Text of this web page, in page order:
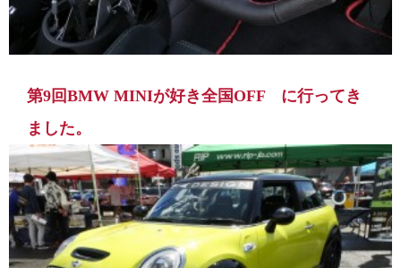
第9回BMW MINIが好き全国OFF に行ってき
ました。